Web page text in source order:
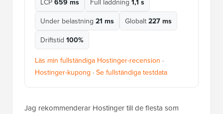
LCP 659 ms Full laddning 1,1 s
Under belastning 21 ms Globalt 227 ms
Driftstid 100%
Läs min fullständiga Hostinger-recension ·
Hostinger-kupong · Se fullständiga testdata
Jag rekommenderar Hostinger till de flesta som